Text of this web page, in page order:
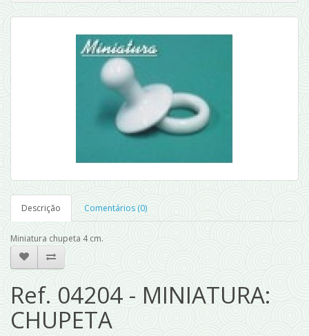
Descrição Comentários (0)
Miniatura chupeta 4 cm.
Ref. 04204 - MINIATURA:
CHUPETA